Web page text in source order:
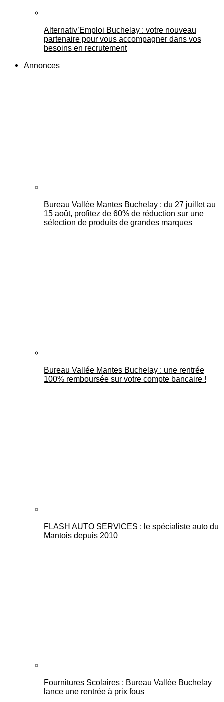
Alternativ’Emploi Buchelay : votre nouveau
partenaire pour vous accompagner dans vos
besoins en recrutement
Annonces
Bureau Vallée Mantes Buchelay : du 27 juillet au
15 août, profitez de 60% de réduction sur une
sélection de produits de grandes marques
Bureau Vallée Mantes Buchelay : une rentrée
100% remboursée sur votre compte bancaire !
FLASH AUTO SERVICES : le spécialiste auto du
Mantois depuis 2010
Fournitures Scolaires : Bureau Vallée Buchelay
lance une rentrée à prix fous